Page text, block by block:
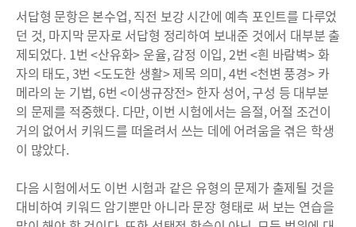
서답형 문항은 본수업, 직전 보강 시간에 예측 포인트를 다루었
던 것, 마지막 문자로 서답형 정리하여 보내준 것에서 대부분 출
제되었다. 1번 <산유화> 운율, 감정 이입, 2번 <흰 바람벽> 화
자의 태도, 3번 <도도한 생활> 제목 의미, 4번 <천변 풍경> 카
메라의 눈 기법, 6번 <이생규장전> 한자 성어, 구성 등 대부분
의 문제를 적중했다. 다만, 이번 시험에서는 음절, 어절 조건이
거의 없어서 키워드를 떠올려서 쓰는 데에 어려움을 겪은 학생
이 많았다.
다음 시험에서도 이번 시험과 같은 유형의 문제가 출제될 것을
대비하여 키워드 암기뿐만 아니라 문장 형태로 써 보는 연습을